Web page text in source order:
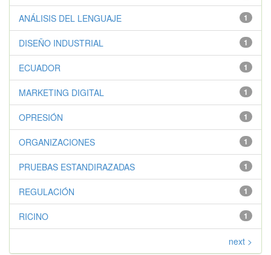
1
ANÁLISIS DEL LENGUAJE
1
DISEÑO INDUSTRIAL
1
ECUADOR
1
MARKETING DIGITAL
1
OPRESIÓN
1
ORGANIZACIONES
1
PRUEBAS ESTANDIRAZADAS
1
REGULACIÓN
1
RICINO
next >